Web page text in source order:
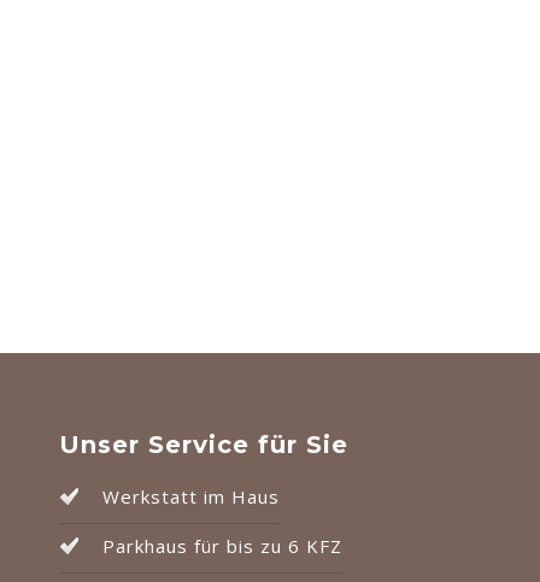
Unser Service für Sie
Werkstatt im Haus
Parkhaus für bis zu 6 KFZ